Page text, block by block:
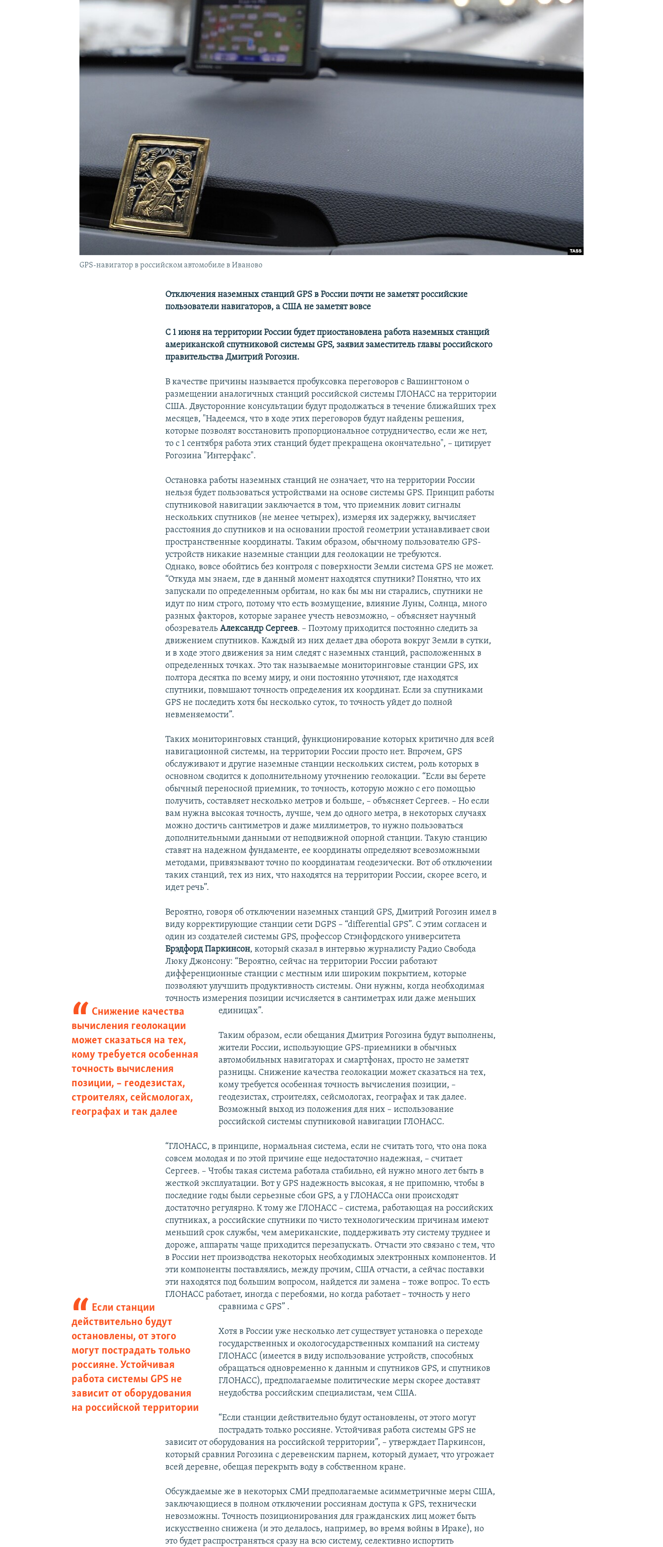
GPS-навигатор в российском автомобиле в Иваново
Отключения наземных станций GPS в России почти не заметят российские
пользователи навигаторов, а США не заметят вовсе
С 1 июня на территории России будет приостановлена работа наземных станций
американской спутниковой системы GPS, заявил заместитель главы российского
правительства Дмитрий Рогозин.
В качестве причины называется пробуксовка переговоров с Вашингтоном о
размещении аналогичных станций российской системы ГЛОНАСС на территории
США. Двусторонние консультации будут продолжаться в течение ближайших трех
месяцев, "Надеемся, что в ходе этих переговоров будут найдены решения,
которые позволят восстановить пропорциональное сотрудничество, если же нет,
то с 1 сентября работа этих станций будет прекращена окончательно", – цитирует
Рогозина "Интерфакс".
Остановка работы наземных станций не означает, что на территории России
нельзя будет пользоваться устройствами на основе системы GPS. Принцип работы
спутниковой навигации заключается в том, что приемник ловит сигналы
нескольких спутников (не менее четырех), измеряя их задержку, вычисляет
расстояния до спутников и на основании простой геометрии устанавливает свои
пространственные координаты. Таким образом, обычному пользователю GPS-
устройств никакие наземные станции для геолокации не требуются.
Однако, вовсе обойтись без контроля с поверхности Земли система GPS не может.
“Откуда мы знаем, где в данный момент находятся спутники? Понятно, что их
запускали по определенным орбитам, но как бы мы ни старались, спутники не
идут по ним строго, потому что есть возмущение, влияние Луны, Солнца, много
разных факторов, которые заранее учесть невозможно, – объясняет научный
обозревательАлександр Сергеев. – Поэтому приходится постоянно следить за
движением спутников. Каждый из них делает два оборота вокруг Земли в сутки,
и в ходе этого движения за ним следят с наземных станций, расположенных в
определенных точках. Это так называемые мониторинговые станции GPS, их
полтора десятка по всему миру, и они постоянно уточняют, где находятся
спутники, повышают точность определения их координат. Если за спутниками
GPS не последить хотя бы несколько суток, то точность уйдет до полной
невменяемости”.
Таких мониторинговых станций, функционирование которых критично для всей
навигационной системы, на территории России просто нет. Впрочем, GPS
обслуживают и другие наземные станции нескольких систем, роль которых в
основном сводится к дополнительному уточнению геолокации. “Если вы берете
обычный переносной приемник, то точность, которую можно с его помощью
получить, составляет несколько метров и больше, – объясняет Сергеев. – Но если
вам нужна высокая точность, лучше, чем до одного метра, в некоторых случаях
можно достичь сантиметров и даже миллиметров, то нужно пользоваться
дополнительными данными от неподвижной опорной станции. Такую станцию
ставят на надежном фундаменте, ее координаты определяют всевозможными
методами, привязывают точно по координатам геодезически. Вот об отключении
таких станций, тех из них, что находятся на территории России, скорее всего, и
идет речь”.
Вероятно, говоря об отключении наземных станций GPS, Дмитрий Рогозин имел в
виду корректирующие станции сети DGPS – “differential GPS”. С этим согласен и
один из создателей системы GPS, профессор Стэнфордского университета
Брэдфорд Паркинсон, который сказал в интервью журналисту Радио Свобода
Люку Джонсону: “Вероятно, сейчас на территории России работают
дифференционные станции с местным или широким покрытием, которые
позволяют улучшить продуктивность системы. Они нужны, когда необходимая
точность измерения позиции исчисляется в сантиметрах или даже меньших
единицах”.
Снижение качества
вычисления геолокации
может сказаться на тех,
кому требуется особенная
точность вычисления
позиции, – геодезистах,
строителях, сейсмологах,
географах и так далее
Таким образом, если обещания Дмитрия Рогозина будут выполнены,
жители России, использующие GPS-приемники в обычных
автомобильных навигаторах и смартфонах, просто не заметят
разницы. Снижение качества геолокации может сказаться на тех,
кому требуется особенная точность вычисления позиции, –
геодезистах, строителях, сейсмологах, географах и так далее.
Возможный выход из положения для них – использование
российской системы спутниковой навигации ГЛОНАСС.
“ГЛОНАСС, в принципе, нормальная система, если не считать того, что она пока
совсем молодая и по этой причине еще недостаточно надежная, – считает
Сергеев. – Чтобы такая система работала стабильно, ей нужно много лет быть в
жесткой эксплуатации. Вот у GPS надежность высокая, я не припомню, чтобы в
последние годы были серьезные сбои GPS, а у ГЛОНАССа они происходят
достаточно регулярно. К тому же ГЛОНАСС – система, работающая на российских
спутниках, а российские спутники по чисто технологическим причинам имеют
меньший срок службы, чем американские, поддерживать эту систему труднее и
дороже, аппараты чаще приходится перезапускать. Отчасти это связано с тем, что
в России нет производства некоторых необходимых электронных компонентов. И
эти компоненты поставлялись, между прочим, США отчасти, а сейчас поставки
эти находятся под большим вопросом, найдется ли замена – тоже вопрос. То есть
ГЛОНАСС работает, иногда с перебоями, но когда работает – точность у него
сравнима с GPS”
Если станции
действительно будут
остановлены, от этого
могут пострадать только
россияне. Устойчивая
работа системы GPS не
зависит от оборудования
на российской территории
.
Хотя в России уже несколько лет существует установка о переходе
государственных и окологосударственных компаний на систему
ГЛОНАСС (имеется в виду использование устройств, способных
обращаться одновременно к данным и спутников GPS, и спутников
ГЛОНАСС), предполагаемые политические меры скорее доставят
неудобства российским специалистам, чем США.
“Если станции действительно будут остановлены, от этого могут
пострадать только россияне. Устойчивая работа системы GPS не
зависит от оборудования на российской территории”, – утверждает Паркинсон,
который сравнил Рогозина с деревенским парнем, который думает, что угрожает
всей деревне, обещая перекрыть воду в собственном кране.
Обсуждаемые же в некоторых СМИ предполагаемые асимметричные меры США,
заключающиеся в полном отключении россиянам доступа к GPS, технически
невозможны. Точность позиционирования для гражданских лиц может быть
искусственно снижена (и это делалось, например, во время войны в Ираке), но
это будет распространяться сразу на всю систему, селективно испортить